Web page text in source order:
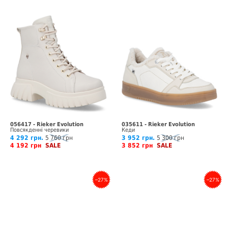
056417 - Rieker Evolution
Повсякденні черевики
4 292 грн. 5 760 грн
4 192 грн SALE
035611 - Rieker Evolution
Кеди
3 952 грн. 5 300 грн
3 852 грн SALE
–27% –27%